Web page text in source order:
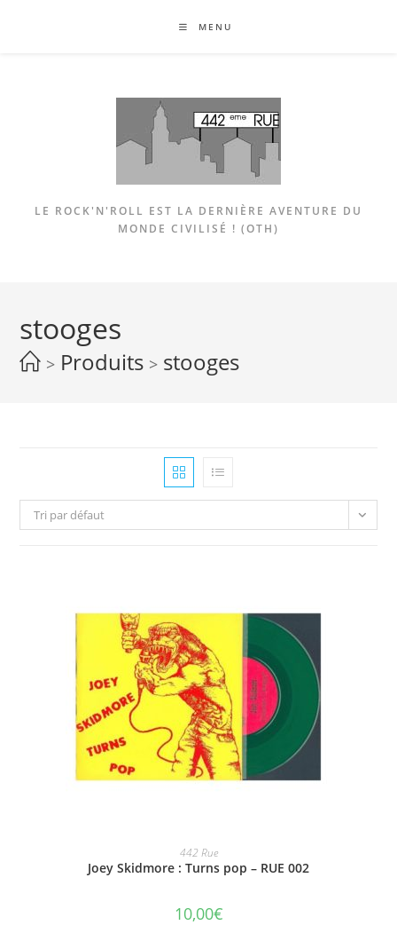
MENU
LE ROCK'N'ROLL EST LA DERNIÈRE AVENTURE DU
MONDE CIVILISÉ ! (OTH)
stooges
> Produits > stooges
Tri par défaut
AJOUTER AU PANIER
442 Rue
Joey Skidmore : Turns pop – RUE 002
10,00€